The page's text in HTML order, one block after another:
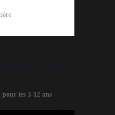
les 3-12 ans